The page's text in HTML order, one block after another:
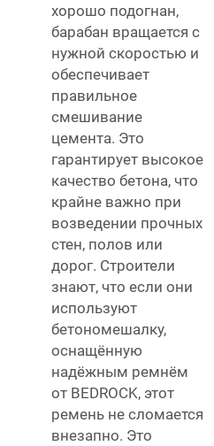
хорошо подогнан,
барабан вращается с
нужной скоростью и
обеспечивает
правильное
смешивание
цемента. Это
гарантирует высокое
качество бетона, что
крайне важно при
возведении прочных
стен, полов или
дорог. Строители
знают, что если они
используют
бетономешалку,
оснащённую
надёжным ремнём
от BEDROCK, этот
ремень не сломается
внезапно. Это